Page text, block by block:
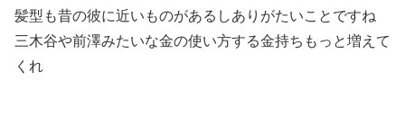
髪型も昔の彼に近いものがあるしありがたいことですね
三木谷や前澤みたいな金の使い方する金持ちもっと増えて
くれ